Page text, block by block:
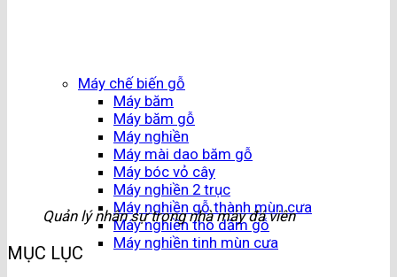
Máy chế biến gỗ
Máy băm
Máy băm gỗ
Máy nghiền
Máy mài dao băm gỗ
Máy bóc vỏ cây
Máy nghiền 2 trục
Máy nghiền gỗ thành mùn cưa
Máy nghiền thô dăm gỗ
Máy nghiền tinh mùn cưa
Quản lý nhân sự trong nhà máy đá viên
MỤC LỤC